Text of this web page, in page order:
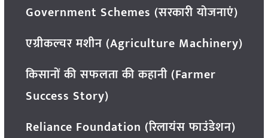
Government Schemes (सरकारी योजनाएं)
एग्रीकल्चर मशीन (Agriculture Machinery)
किसानों की सफलता की कहानी (Farmer
Success Story)
Reliance Foundation (रिलायंस फाउंडेशन)